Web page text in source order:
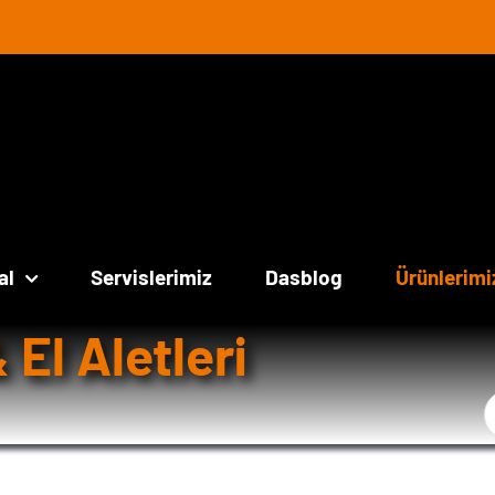
Servislerimiz Dasblog
El Aletleri